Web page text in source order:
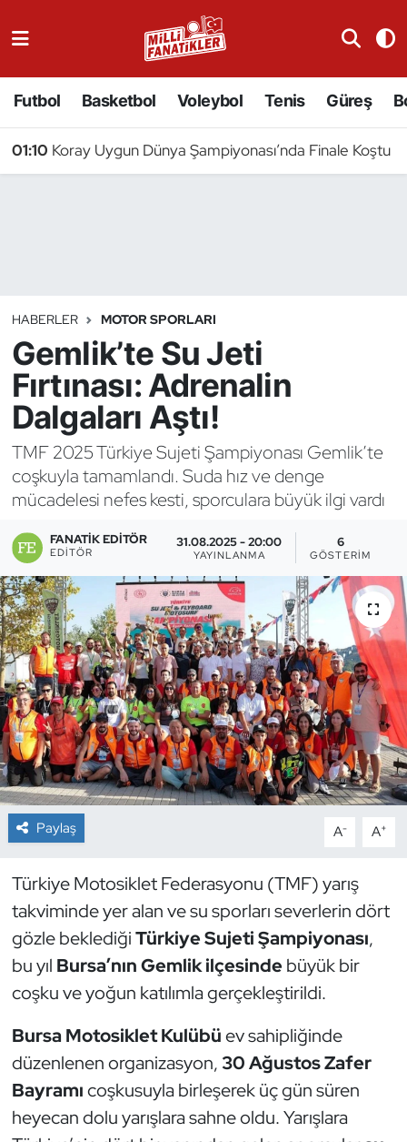
Futbol Basketbol Voleybol Tenis Güreş
01:10 Koray Uygun Dünya Şampiyonası’nda Finale Koştu
HABERLER MOTOR SPORLARI
Gemlik’te Su Jeti
Fırtınası: Adrenalin
Dalgaları Aştı!
TMF 2025 Türkiye Sujeti Şampiyonası Gemlik’te
coşkuyla tamamlandı. Suda hız ve denge
mücadelesi nefes kesti, sporculara büyük ilgi vardı
FANATIK EDITÖR
EDITÖR
31.08.2025 - 20:00
YAYINLANMA
6
GÖSTERIM
Paylaş A- A+
Türkiye Motosiklet Federasyonu (TMF) yarış
takviminde yer alan ve su sporları severlerin dört
gözle beklediğiTürkiye Sujeti Şampiyonası,
bu yıl Bursa’nın Gemlik ilçesinde büyük bir
coşku ve yoğun katılımla gerçekleştirildi.
Bursa Motosiklet Kulübüev sahipliğinde
düzenlenen organizasyon, 30 Ağustos Zafer
Bayramıcoşkusuyla birleşerek üç gün süren
heyecan dolu yarışlara sahne oldu. Yarışlara
Badminton
Binicilik
Bisiklet
Bocce Bowling Dart
Boks
Briç
Buz Hokeyi
Buz Pateni
Çim Hokeyi
Cimnastik
Curling
Dağcılık
Dövüş Sanatı
E-Spor
Eskrim
Futbol
Futsal
Genel